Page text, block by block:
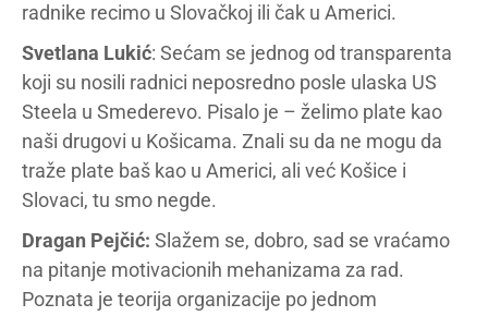
radnike recimo u Slovačkoj ili čak u Americi.
Svetlana Lukić: Sećam se jednog od transparenta
koji su nosili radnici neposredno posle ulaska US
Steela u Smederevo. Pisalo je – želimo plate kao
naši drugovi u Košicama. Znali su da ne mogu da
traže plate baš kao u Americi, ali već Košice i
Slovaci, tu smo negde.
Dragan Pejčić: Slažem se, dobro, sad se vraćamo
na pitanje motivacionih mehanizama za rad.
Poznata je teorija organizacije po jednom